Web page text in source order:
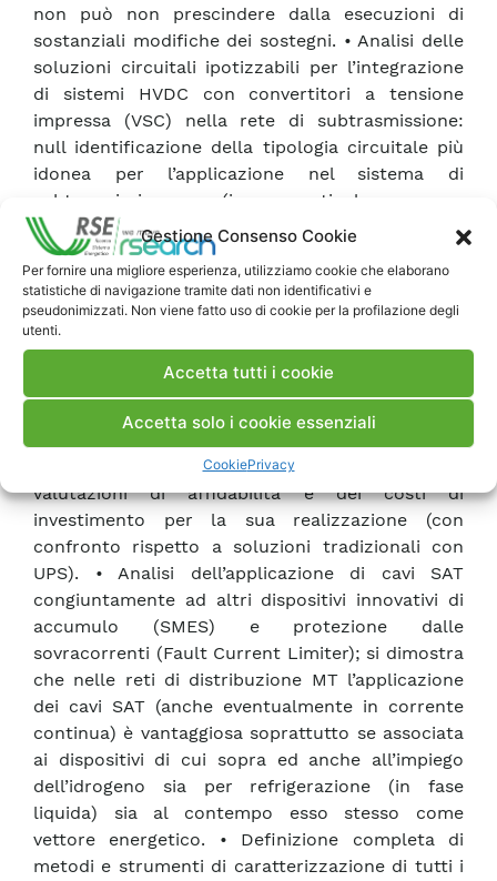
Gestione Consenso Cookie
Per fornire una migliore esperienza, utilizziamo cookie che elaborano
statistiche di navigazione tramite dati non identificativi e
pseudonimizzati. Non viene fatto uso di cookie per la profilazione degli
utenti.
Accetta tutti i cookie
Accetta solo i cookie essenziali
CookiePrivacy
non può non prescindere dalla esecuzioni di
sostanziali modifiche dei sostegni. • Analisi delle
soluzioni circuitali ipotizzabili per l’integrazione
di sistemi HVDC con convertitori a tensione
impressa (VSC) nella rete di subtrasmissione:
null identificazione della tipologia circuitale più
idonea per l’applicazione nel sistema di
subtrasmissione (in particolare per
l’alimentazione di grossi centri urbani), scartando
ipotesi di trasformazione di intere isole AT da c.a.
a c.c. qualora siano presenti diverse cabine
primarie AT/MT; null metodologia per la
valutazione dell’impatto armonico di tali impianti
nel sistema di subtrasmissione AT ; null
stazioni di conversione.
rete BT in corrente continua ad alta qualità, con
valutazioni di affidabilità e dei costi di
investimento per la sua realizzazione (con
confronto rispetto a soluzioni tradizionali con
UPS). • Analisi dell’applicazione di cavi SAT
congiuntamente ad altri dispositivi innovativi di
accumulo (SMES) e protezione dalle
sovracorrenti (Fault Current Limiter); si dimostra
che nelle reti di distribuzione MT l’applicazione
dei cavi SAT (anche eventualmente in corrente
continua) è vantaggiosa soprattutto se associata
ai dispositivi di cui sopra ed anche all’impiego
dell’idrogeno sia per refrigerazione (in fase
liquida) sia al contempo esso stesso come
vettore energetico. • Definizione completa di
metodi e strumenti di caratterizzazione di tutti i